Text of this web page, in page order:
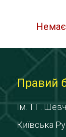
Немає
Правий
Ім. Т.Г.
Київська